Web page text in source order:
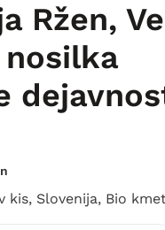
Ržen,
Slovenija, Bio